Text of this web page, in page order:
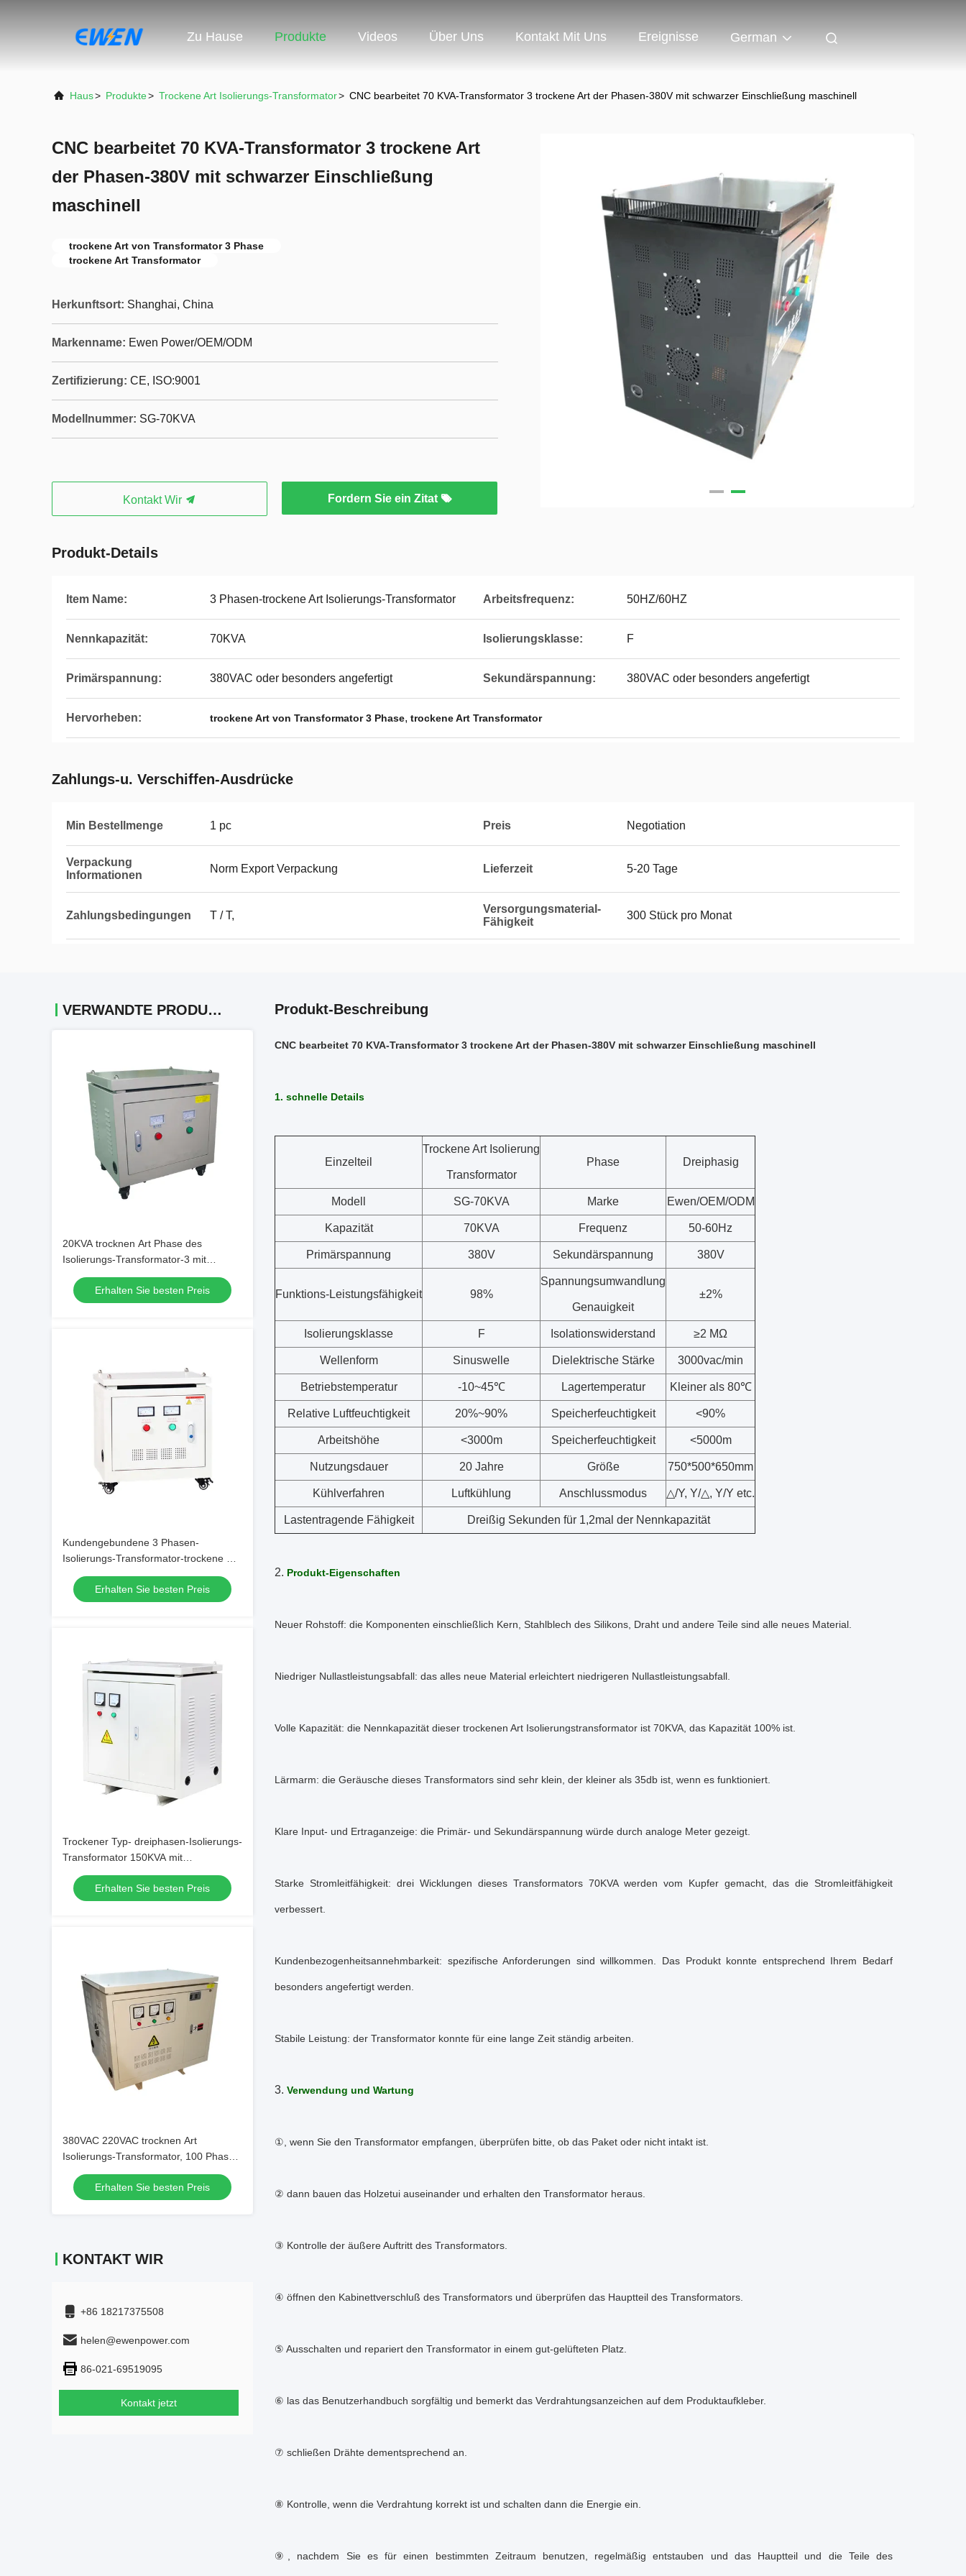
Zu Hause Produkte Videos Über Uns Kontakt Mit Uns Ereignisse German
Haus> Produkte> Trockene Art Isolierungs-Transformator> CNC bearbeitet 70 KVA-Transformator 3 trockene Art der Phasen-380V mit schwarzer Einschließung maschinell
CNC bearbeitet 70 KVA-Transformator 3 trockene Art
der Phasen-380V mit schwarzer Einschließung
maschinell
trockene Art von Transformator 3 Phase
trockene Art Transformator
Herkunftsort: Shanghai, China
Markenname: Ewen Power/OEM/ODM
Zertifizierung: CE, ISO:9001
Modellnummer: SG-70KVA
Kontakt Wir Fordern Sie ein Zitat
Produkt-Details
Item Name: 3 Phasen-trockene Art Isolierungs-Transformator Arbeitsfrequenz: 50HZ/60HZ
Nennkapazität: 70KVA Isolierungsklasse: F
Primärspannung: 380VAC oder besonders angefertigt Sekundärspannung: 380VAC oder besonders angefertigt
Hervorheben: trockene Art von Transformator 3 Phase, trockene Art Transformator
Zahlungs-u. Verschiffen-Ausdrücke
Min Bestellmenge 1 pc Preis Negotiation
Verpackung
Informationen
Norm Export Verpackung Lieferzeit 5-20 Tage
Zahlungsbedingungen T / T,
Versorgungsmaterial-
Fähigkeit
300 Stück pro Monat
VERWANDTE PRODUKTE
20KVA trocknen Art Phase des
Isolierungs-Transformator-3 mit
kupferne Wicklungs-langer
Nutzungsdauer
Erhalten Sie besten Preis
Kundengebundene 3 Phasen-
Isolierungs-Transformator-trockene Art
15KVA 50Hz 380V/380V 220V
Erhalten Sie besten Preis
Trockener Typ- dreiphasen-Isolierungs-
Transformator 150KVA mit
Entsprechungs-Metern der
Einschließungs-380V
Erhalten Sie besten Preis
380VAC 220VAC trocknen Art
Isolierungs-Transformator, 100 Phase
KVA-Transformator-3
Erhalten Sie besten Preis
KONTAKT WIR
+86 18217375508
helen@ewenpower.com
86-021-69519095
Kontakt jetzt
Produkt-Beschreibung
CNC bearbeitet 70 KVA-Transformator 3 trockene Art der Phasen-380V mit schwarzer Einschließung maschinell
1. schnelle Details
Einzelteil
Trockene Art Isolierung
Transformator
Phase Dreiphasig
Modell SG-70KVA Marke Ewen/OEM/ODM
Kapazität 70KVA Frequenz 50-60Hz
Primärspannung 380V Sekundärspannung 380V
Funktions-Leistungsfähigkeit 98%
Spannungsumwandlung
Genauigkeit
±2%
Isolierungsklasse F Isolationswiderstand ≥2 MΩ
Wellenform Sinuswelle Dielektrische Stärke 3000vac/min
Betriebstemperatur -10~45℃ Lagertemperatur Kleiner als 80℃
Relative Luftfeuchtigkeit 20%~90% Speicherfeuchtigkeit <90%
Arbeitshöhe <3000m Speicherfeuchtigkeit <5000m
Nutzungsdauer 20 Jahre Größe 750*500*650mm
Kühlverfahren Luftkühlung Anschlussmodus △/Y, Y/△, Y/Y etc.
Lastentragende Fähigkeit Dreißig Sekunden für 1,2mal der Nennkapazität
2. Produkt-Eigenschaften
Neuer Rohstoff: die Komponenten einschließlich Kern, Stahlblech des Silikons, Draht und andere Teile sind alle neues Material.
Niedriger Nullastleistungsabfall: das alles neue Material erleichtert niedrigeren Nullastleistungsabfall.
Volle Kapazität: die Nennkapazität dieser trockenen Art Isolierungstransformator ist 70KVA, das Kapazität 100% ist.
Lärmarm: die Geräusche dieses Transformators sind sehr klein, der kleiner als 35db ist, wenn es funktioniert.
Klare Input- und Ertraganzeige: die Primär- und Sekundärspannung würde durch analoge Meter gezeigt.
Starke Stromleitfähigkeit: drei Wicklungen dieses Transformators 70KVA werden vom Kupfer gemacht, das die Stromleitfähigkeit
verbessert.
Kundenbezogenheitsannehmbarkeit: spezifische Anforderungen sind willkommen. Das Produkt konnte entsprechend Ihrem Bedarf
besonders angefertigt werden.
Stabile Leistung: der Transformator konnte für eine lange Zeit ständig arbeiten.
3. Verwendung und Wartung
①, wenn Sie den Transformator empfangen, überprüfen bitte, ob das Paket oder nicht intakt ist.
② dann bauen das Holzetui auseinander und erhalten den Transformator heraus.
③ Kontrolle der äußere Auftritt des Transformators.
④ öffnen den Kabinettverschluß des Transformators und überprüfen das Hauptteil des Transformators.
⑤ Ausschalten und repariert den Transformator in einem gut-gelüfteten Platz.
⑥ las das Benutzerhandbuch sorgfältig und bemerkt das Verdrahtungsanzeichen auf dem Produktaufkleber.
⑦ schließen Drähte dementsprechend an.
⑧ Kontrolle, wenn die Verdrahtung korrekt ist und schalten dann die Energie ein.
⑨, nachdem Sie es für einen bestimmten Zeitraum benutzen, regelmäßig entstauben und das Hauptteil und die Teile des